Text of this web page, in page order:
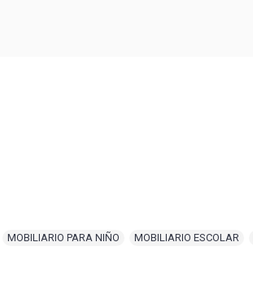
MOBILIARIO PARA NIÑO MOBILIARIO ESCOLAR